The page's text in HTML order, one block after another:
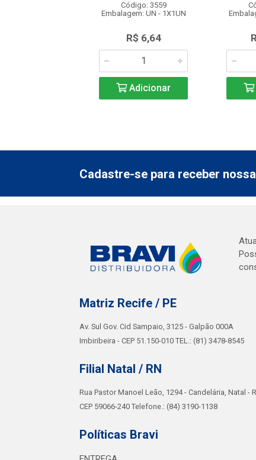
Código: 3559
Embalagem: UN - 1X1UN
R$ 6,64
Adicionar
Cadastre-se para receber
Matriz Recife / PE
Av. Sul Gov. Cid Sampaio, 3125 - Galpão 000A
Imbiribeira - CEP 51.150-010 TEL.: (81) 3478-8545
Filial Natal / RN
Rua Pastor Manoel Leão, 1294 - Candelária, Natal -
CEP 59066-240 Telefone.: (84) 3190-1138
Políticas Bravi